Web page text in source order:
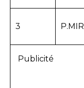
3 P.MIR
Publicité